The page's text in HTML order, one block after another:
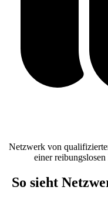
Netzwerk von
einer
So sieht